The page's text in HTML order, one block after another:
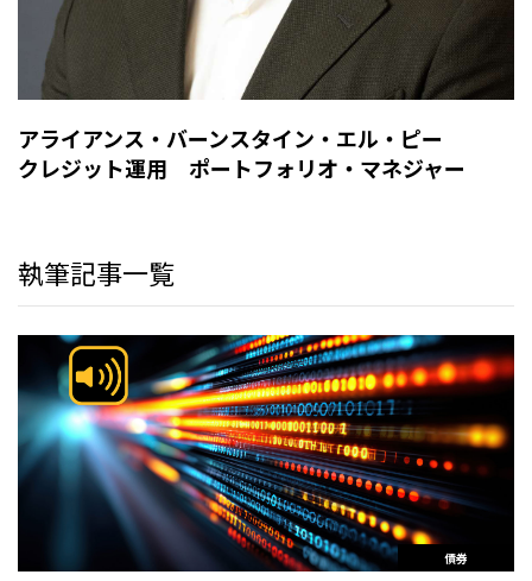
アライアンス・バーンスタイン・エル・ピー
クレジット運用 ポートフォリオ・マネジャー
執筆記事一覧
債券